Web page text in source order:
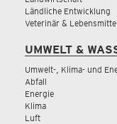
Ländliche Entwicklung
Veterinär &
UMWELT &
Umwelt-, Klima- und
Abfall
Energie
Klima
Luft